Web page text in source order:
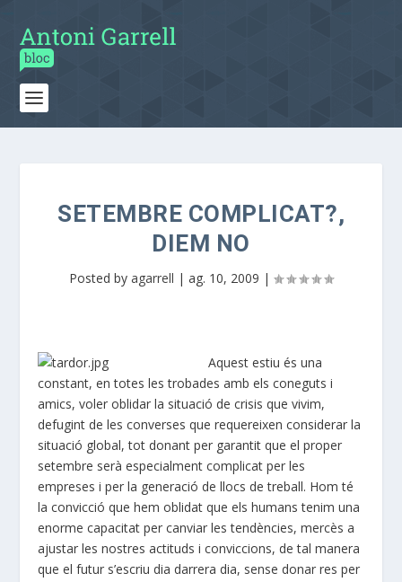
SETEMBRE COMPLICAT?,
DIEM NO
Posted by agarrell | ag. 10, 2009 |
Aquest estiu és una
constant, en totes les trobades amb els coneguts i
amics, voler oblidar la situació de crisis que vivim,
defugint de les converses que requereixen considerar la
situació global, tot donant per garantit que el proper
setembre serà especialment complicat per les
empreses i per la generació de llocs de treball. Hom té
la convicció que hem oblidat que els humans tenim una
enorme capacitat per canviar les tendències, mercès a
ajustar les nostres actituds i conviccions, de tal manera
que el futur s’escriu dia darrera dia, sense donar res per